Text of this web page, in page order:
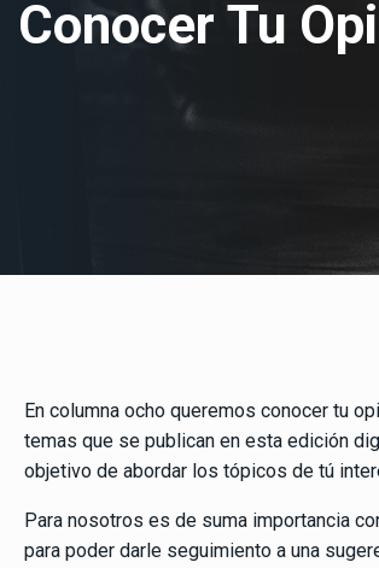
Conocer Tu
En columna ocho queremos conocer tu
temas que se publican en esta edición
objetivo de abordar los tópicos de tú
Para nosotros es de suma importancia
para poder darle seguimiento a una